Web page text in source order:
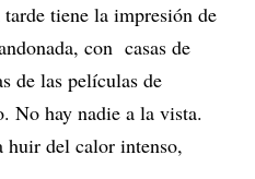
tiene la impresión de
con casas de
de las películas de
No hay nadie a la vista.
huir del calor intenso,